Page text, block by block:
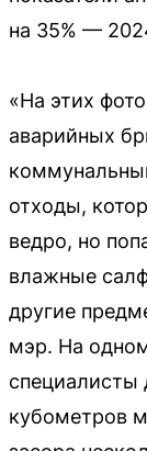
на 35% —
«На этих
аварийных
отходы,
ведро, но
влажные
другие
мэр. На
специалисты
кубометров